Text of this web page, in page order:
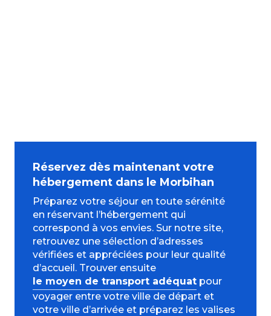
Réservez dès maintenant votre
hébergement dans le Morbihan
Préparez votre séjour en toute sérénité
en réservant l’hébergement qui
correspond à vos envies. Sur notre site,
retrouvez une sélection d’adresses
vérifiées et appréciées pour leur qualité
d’accueil. Trouver ensuite
le moyen de transport adéquat pour
voyager entre votre ville de départ et
votre ville d’arrivée et préparez les valises